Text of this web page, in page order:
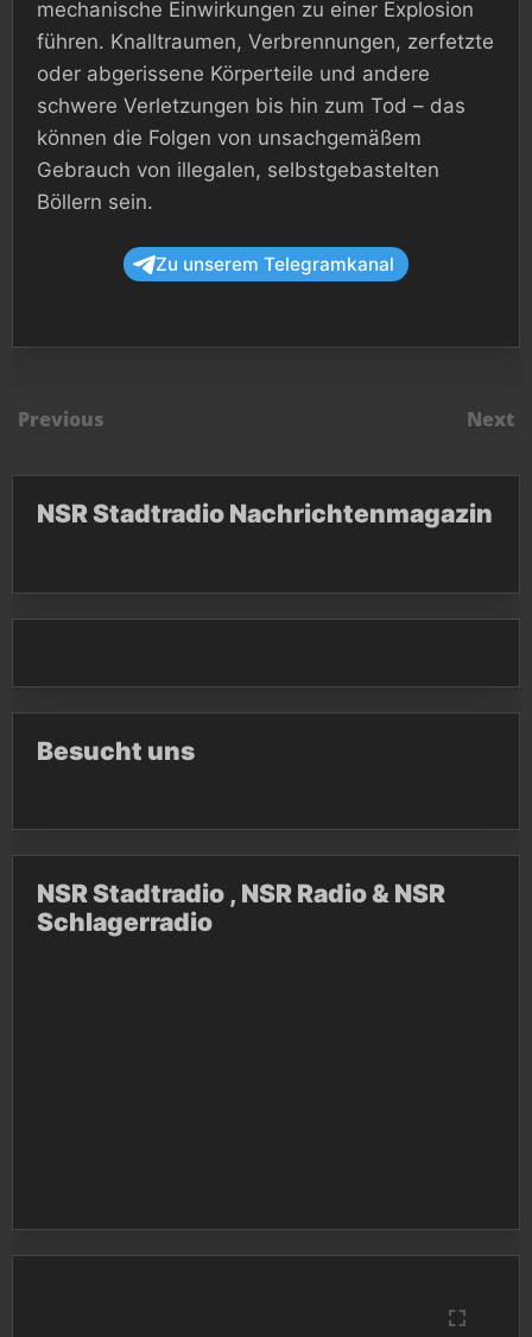
mechanische Einwirkungen zu einer Explosion
führen. Knalltraumen, Verbrennungen, zerfetzte
oder abgerissene Körperteile und andere
schwere Verletzungen bis hin zum Tod – das
können die Folgen von unsachgemäßem
Gebrauch von illegalen, selbstgebastelten
Böllern sein.
Zu unserem Telegramkanal
Previous Next
NSR Stadtradio Nachrichtenmagazin
Besucht uns
NSR Stadtradio , NSR Radio & NSR
Schlagerradio